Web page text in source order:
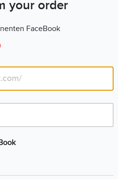
your order
FaceBook